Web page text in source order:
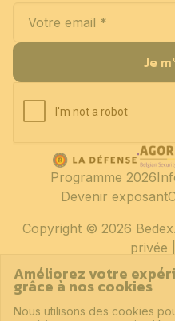
Je
Copyright © 2026
privée
Programme 2026
Devenir exposant
Améliorez votre
grâce à nos cookies
Nous utilisons des cookies